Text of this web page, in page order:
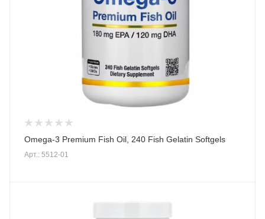
Omega-3 Premium Fish Oil, 240 Fish Gelatin Softgels
Арт.: 5512-01